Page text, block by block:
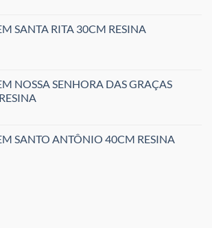
SANTA RITA 30CM RESINA
NOSSA SENHORA DAS GRAÇAS
SANTO ANTÔNIO 40CM RESINA